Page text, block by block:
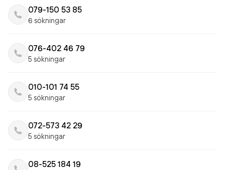
079-150 53 85
6 sökningar
076-402 46 79
5 sökningar
010-101 74 55
5 sökningar
072-573 42 29
5 sökningar
08-525 184 19